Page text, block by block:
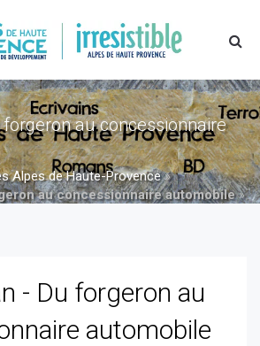
au concessionnaire
Alpes de Haute-Provence»
au concessionnaire automobile»
- Du forgeron au
automobile